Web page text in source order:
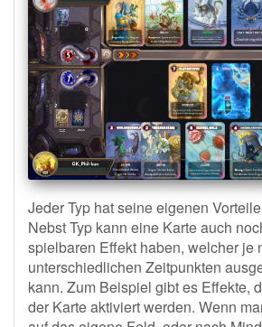
Jeder Typ hat seine eigenen
Nebst Typ kann eine Karte auch
spielbaren Effekt haben, welcher je
unterschiedlichen Zeitpunkten
kann. Zum Beispiel gibt es Effekte,
der Karte aktiviert werden. Wenn